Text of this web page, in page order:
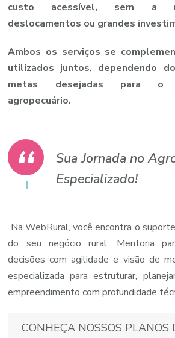
custo acessível, sem a
deslocamentos ou grandes
Ambos os serviços se
utilizados juntos, dependendo
metas desejadas para o
agropecuário.
Sua Jornada no
Especializado!
Na WebRural, você encontra o
do seu negócio rural: Mentoria
decisões com agilidade e visão de
especializada para estruturar,
empreendimento com profundidade
CONHEÇA NOSSOS PLANOS